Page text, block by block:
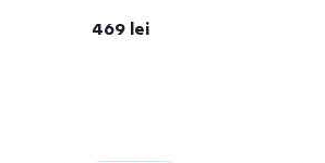
469 lei